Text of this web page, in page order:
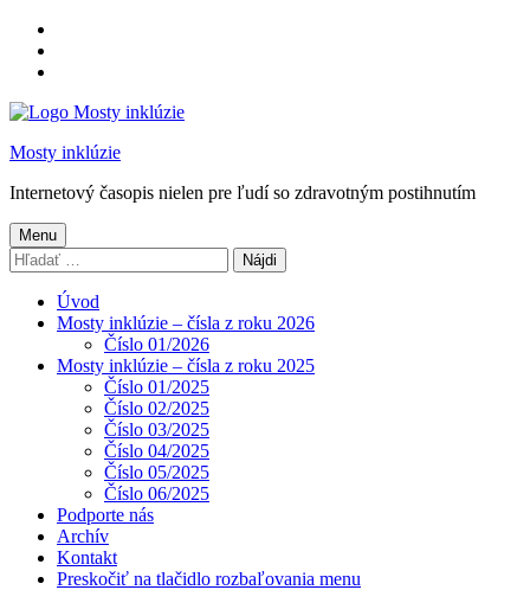
obsah
pätičku
Mosty inklúzie
Internetový časopis nielen pre ľudí so zdravotným postihnutím
Menu
Hľadať:
Úvod
Mosty inklúzie – čísla z roku 2026
Číslo 01/2026
Mosty inklúzie – čísla z roku 2025
Číslo 01/2025
Číslo 02/2025
Číslo 03/2025
Číslo 04/2025
Číslo 05/2025
Číslo 06/2025
Podporte nás
Archív
Kontakt
Preskočiť na tlačidlo rozbaľovania menu